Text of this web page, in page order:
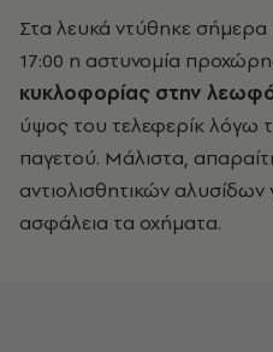
Στα λευκά ντύθηκε
17:00 η αστυνομία
κυκλοφορίας στην
ύψος του τελεφερίκ λόγω
παγετού. Μάλιστα,
αντιολισθητικών αλυσίδων
ασφάλεια τα οχήματα.